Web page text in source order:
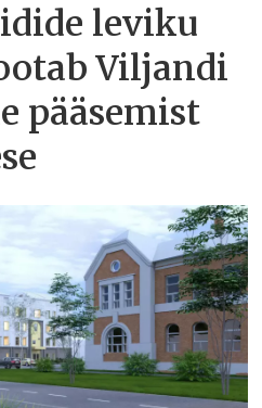
leviku
Viljandi
pääsemist